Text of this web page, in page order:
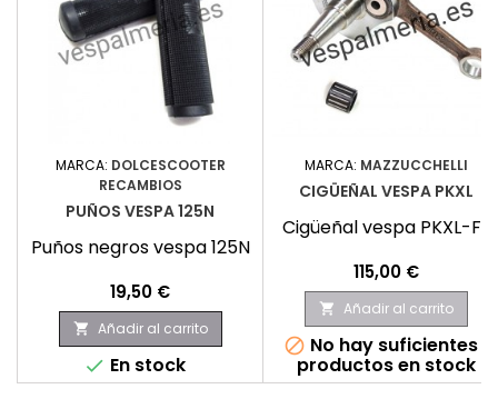
MARCA: DOLCESCOOTER
RECAMBIOS
PUÑOS VESPA 125N
Puños negros vespa 125N
Precio
19,50 €
 Añadir al carrito
 En stock
MARCA: MAZZUCCHELLI
CIGÜEÑAL VESPA PKXL
Cigüeñal vespa PKXL-FL
Precio
115,00 €
 Añadir al carrito
 No hay suficientes
productos en stock